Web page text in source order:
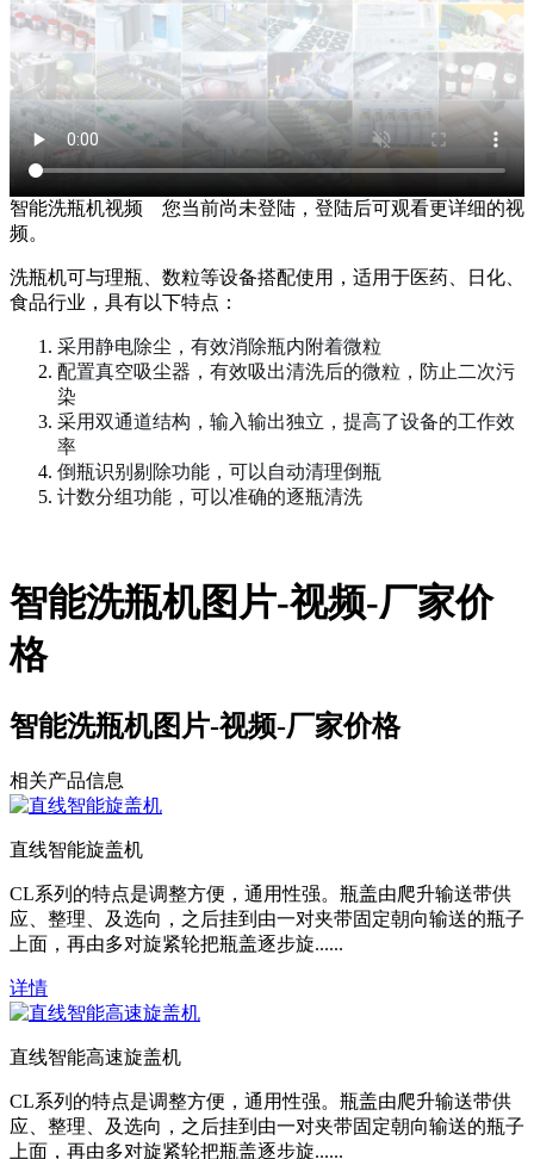
智能洗瓶机视频 您当前尚未登陆，登陆后可观看更详细的视
频。
洗瓶机可与理瓶、数粒等设备搭配使用，适用于医药、日化、
食品行业，具有以下特点：
采用静电除尘，有效消除瓶内附着微粒
配置真空吸尘器，有效吸出清洗后的微粒，防止二次污
染
采用双通道结构，输入输出独立，提高了设备的工作效
率
倒瓶识别剔除功能，可以自动清理倒瓶
计数分组功能，可以准确的逐瓶清洗
智能洗瓶机图片-视频-厂家价
格
智能洗瓶机图片-视频-厂家价格
相关产品信息
直线智能旋盖机
CL系列的特点是调整方便，通用性强。瓶盖由爬升输送带供
应、整理、及选向，之后挂到由一对夹带固定朝向输送的瓶子
上面，再由多对旋紧轮把瓶盖逐步旋......
详情
直线智能高速旋盖机
CL系列的特点是调整方便，通用性强。瓶盖由爬升输送带供
应、整理、及选向，之后挂到由一对夹带固定朝向输送的瓶子
上面，再由多对旋紧轮把瓶盖逐步旋......